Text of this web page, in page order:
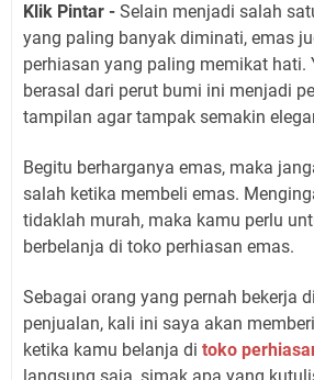
Klik Pintar - Selain menjadi salah
yang paling banyak diminati, emas
perhiasan yang paling memikat hati.
berasal dari perut bumi ini menjadi
tampilan agar tampak semakin
Begitu berharganya emas, maka
salah ketika membeli emas.
tidaklah murah, maka kamu perlu
berbelanja di toko perhiasan emas.
Sebagai orang yang pernah bekerja
penjualan, kali ini saya akan
ketika kamu belanja di toko